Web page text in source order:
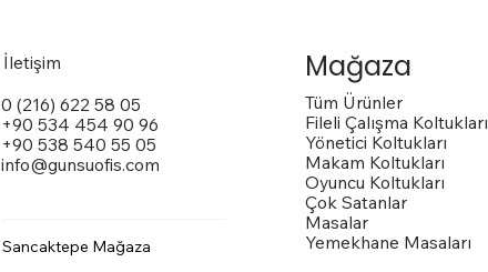
İletişim
0 (216) 622 58 05
+90 534 454 90 96
+90 538 540 55 05
info@gunsuofis.com
Sancaktepe Mağaza
Mağaza
Tüm Ürünler
Fileli Çalışma Koltukları
Yönetici Koltukları
Makam Koltukları
Oyuncu Koltukları
Çok Satanlar
Masalar
Yemekhane Masaları